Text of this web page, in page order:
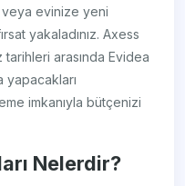
evinize yeni
yakaladınız. Axess
tarihleri arasında Evidea
yapacakları
imkanıyla bütçenizi
Nelerdir?